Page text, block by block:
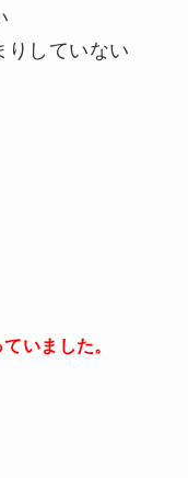
りしていない
いました。